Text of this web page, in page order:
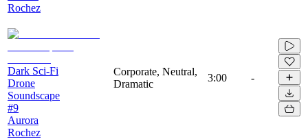
Rochez
Dark Sci-Fi
Drone
Soundscape
#9
Aurora
Rochez
Corporate, Neutral,
Dramatic
3:00 -